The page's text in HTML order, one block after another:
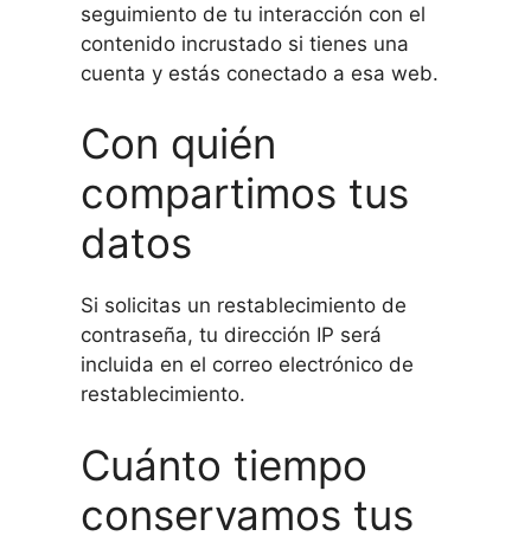
seguimiento de tu interacción con el
contenido incrustado si tienes una
cuenta y estás conectado a esa web.
Con quién
compartimos tus
datos
Si solicitas un restablecimiento de
contraseña, tu dirección IP será
incluida en el correo electrónico de
restablecimiento.
Cuánto tiempo
conservamos tus